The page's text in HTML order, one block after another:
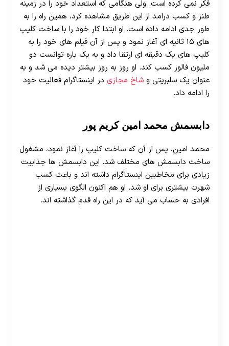
فکر نمی کرده است. ولی هنگامی که استعداد خود را در زمینه
طنز و کسب درامد از این طریق مشاهده کرد، همین راه را به
طور جدی ادامه داده است. او ابتدا کار خود را با ساخت کلیپ
های ۱۵ ثانیه ای آغاز نمود و پس از آن فیلم های خود را به
کلیپ های یک دقیقه ای ارتقا داد و به یک باره توانست دو
ملیون فالور کسب کند. او روز به روز بیشتر دیده می شد و به
عنوان یک سلبریتی و شاخ مجازی در اینستاگرام فعالیت خود
را ادامه داد.
دابسمش محمد امین کریم پور
محمد امین، پس از آن که ساخت کلیپ را آغاز نمود، مشغول
ساخت دابسمش های مختلف شد. این دابسمش ها جذابیت
زیادی برای مخاطبین اینستاگرام داشته اند و باعث کسب
شهرت بیشتری برای او شد. او هم اکنون الگوی بسیاری از
افرادی به حساب می آید که در این راه قدم گذاشته اند.